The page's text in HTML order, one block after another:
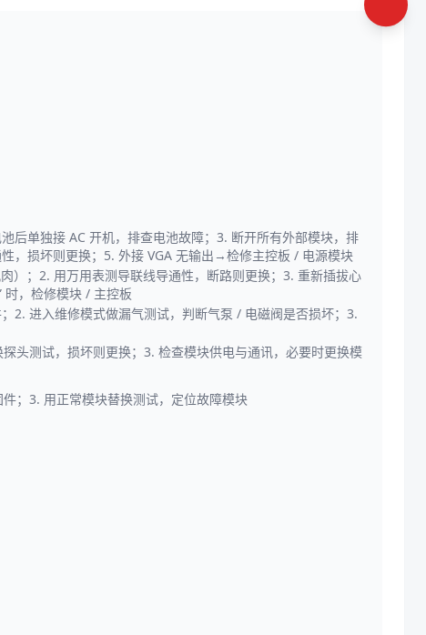
后单独接 AC 开机，排查电池故障；3. 断开所有外部模块，排
，损坏则更换；5. 外接 VGA 无输出→检修主控板 / 电源模块
）；2. 用万用表测导联线导通性，断路则更换；3. 重新插拔心
时，检修模块 / 主控板
2. 进入维修模式做漏气测试，判断气泵 / 电磁阀是否损坏；3.
头测试，损坏则更换；3. 检查模块供电与通讯，必要时更换模
；3. 用正常模块替换测试，定位故障模块